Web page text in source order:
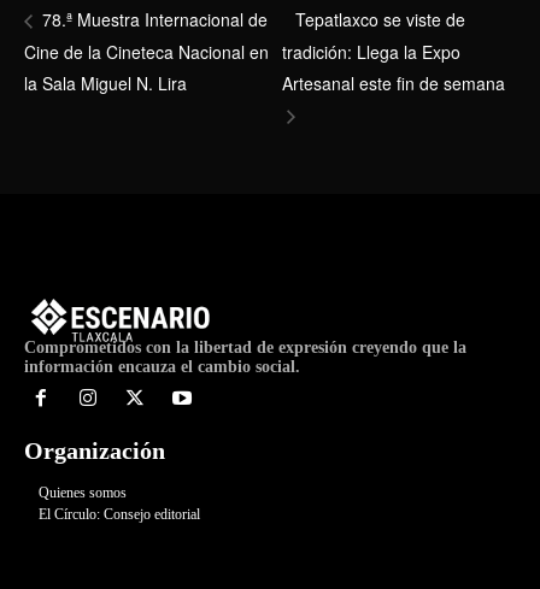
78.ª Muestra Internacional de
Cine de la Cineteca Nacional en
la Sala Miguel N. Lira
Tepatlaxco se viste de
tradición: Llega la Expo
Artesanal este fin de semana
Comprometidos con la libertad de expresión creyendo que la
información encauza el cambio social.
Organización
Quienes somos
El Círculo: Consejo editorial